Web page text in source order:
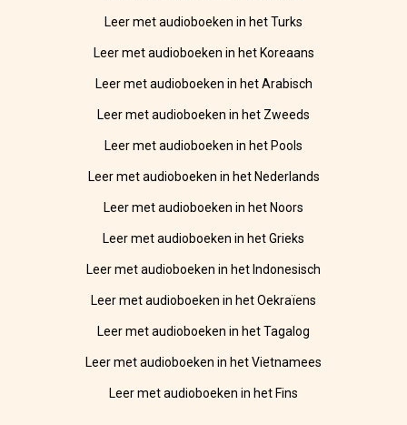
Leer met audioboeken in het Turks
Leer met audioboeken in het Koreaans
Leer met audioboeken in het Arabisch
Leer met audioboeken in het Zweeds
Leer met audioboeken in het Pools
Leer met audioboeken in het Nederlands
Leer met audioboeken in het Noors
Leer met audioboeken in het Grieks
Leer met audioboeken in het Indonesisch
Leer met audioboeken in het Oekraïens
Leer met audioboeken in het Tagalog
Leer met audioboeken in het Vietnamees
Leer met audioboeken in het Fins